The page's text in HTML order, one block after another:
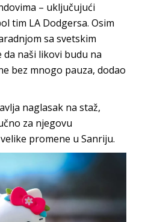
– uključujući
tim LA Dodgersa. Osim
sa svetskim
naši likovi budu na
bez mnogo pauza, dodao
naglasak na staž,
za njegovu
promene u Sanriju.